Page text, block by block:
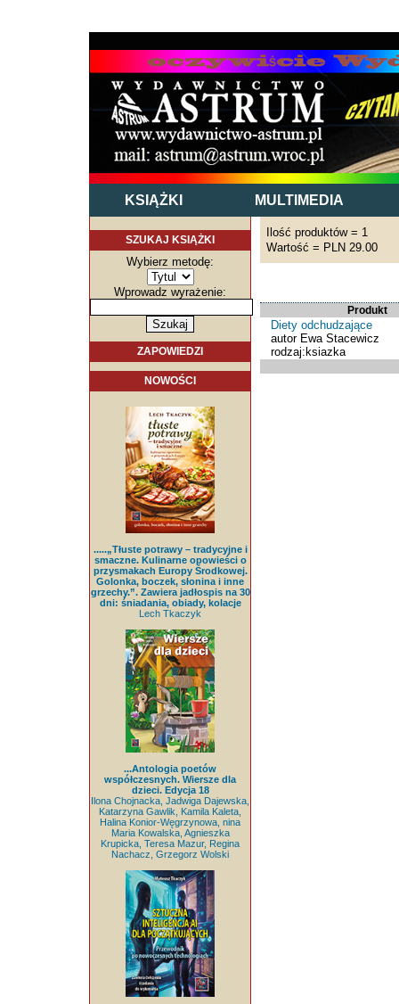
KSIĄŻKI MULTIMEDIA
SZUKAJ KSIĄŻKI
Wybierz metodę:
Wprowadz wyrażenie:
ZAPOWIEDZI
NOWOŚCI
.....„Tłuste potrawy – tradycyjne i
smaczne. Kulinarne opowieści o
przysmakach Europy Środkowej.
Golonka, boczek, słonina i inne
grzechy.”. Zawiera jadłospis na 30
dni: śniadania, obiady, kolacje
Lech Tkaczyk
...Antologia poetów
współczesnych. Wiersze dla
dzieci. Edycja 18
Ilona Chojnacka, Jadwiga Dajewska,
Katarzyna Gawlik, Kamila Kaleta,
Halina Konior-Węgrzynowa, nina
Maria Kowalska, Agnieszka
Krupicka, Teresa Mazur, Regina
Nachacz, Grzegorz Wolski
Ilość produktów = 1
Wartość = PLN 29.00
Produkt
Diety odchudzające
autor Ewa Stacewicz
rodzaj:ksiazka